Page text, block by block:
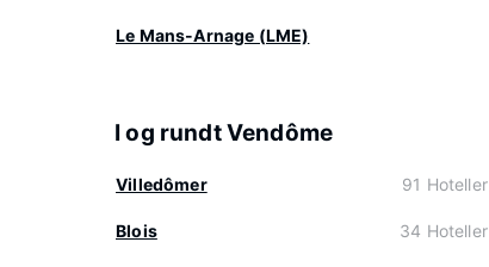
Le Mans-Arnage (LME)
I og rundt Vendôme
Villedômer 91 Hoteller
Blois 34 Hoteller